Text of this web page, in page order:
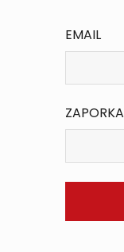
EMAIL
ZAPORKA